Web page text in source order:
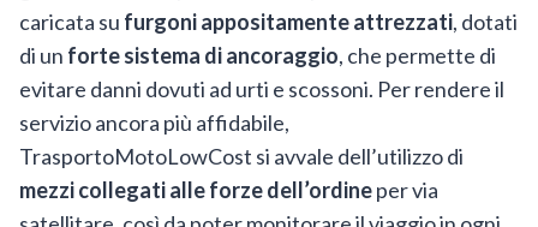
caricata su furgoni appositamente attrezzati, dotati
di un forte sistema di ancoraggio, che permette di
evitare danni dovuti ad urti e scossoni. Per rendere il
servizio ancora più affidabile,
TrasportoMotoLowCost si avvale dell’utilizzo di
mezzi collegati alle forze dell’ordineper via